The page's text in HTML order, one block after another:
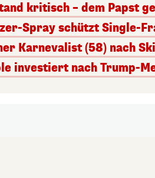
kritisch – dem Papst
Spray schützt Single-
Karnevalist (58) nach
investiert nach Trump-